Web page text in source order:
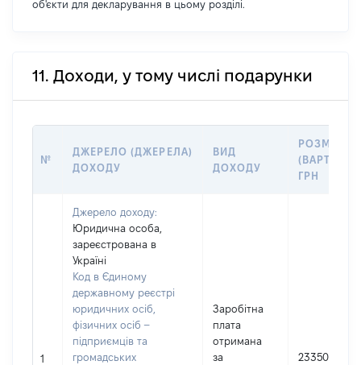
об'єкти для декларування в цьому розділі.
11. Доходи, у тому числі подарунки
№
ДЖЕРЕЛО (ДЖЕРЕЛА)
ДОХОДУ
ВИД
ДОХОДУ
РОЗМІР
ГРН
1
Джерело доходу:
Юридична особа,
зареєстрована в
Україні
Код в Єдиному
державному реєстрі
юридичних осіб,
фізичних осіб –
підприємців та
громадських
Заробітна
плата
отримана
за
233502